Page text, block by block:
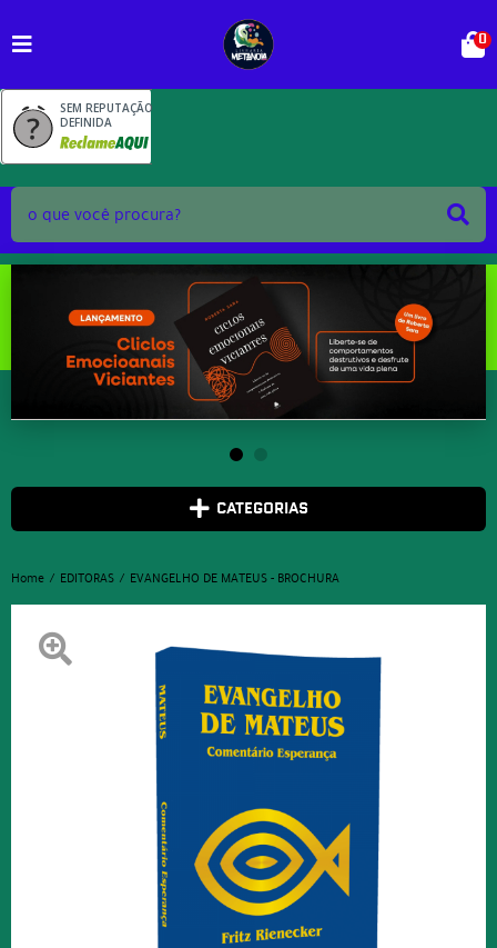
SEM REPUTAÇÃO
DEFINIDA
0
CATEGORIAS
Home EDITORAS EVANGELHO DE MATEUS - BROCHURA